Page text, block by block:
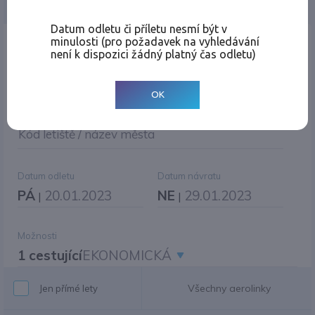
Místo odletu
Kód letiště / název města
Datum odletu
PÁ | 20.01.2023
Datum návratu
NE | 29.01.2023
Možnosti
1 cestujícíEKONOMICKÁ
Jen přímé lety Všechny aerolinky
Datum odletu či příletu nesmí být v
minulosti (pro požadavek na vyhledávání
není k dispozici žádný platný čas odletu)
OK